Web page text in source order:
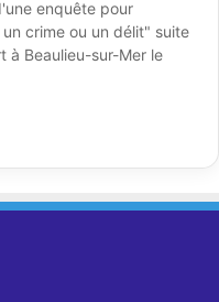
enquête pour
crime ou un délit" suite
à Beaulieu-sur-Mer le